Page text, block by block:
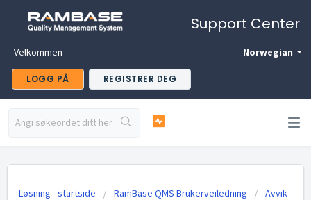
Support Center
Norwegian
Velkommen
LOGG PÅ REGISTRER DEG
Løsning - startside RamBase QMS Brukerveiledning
Avvik